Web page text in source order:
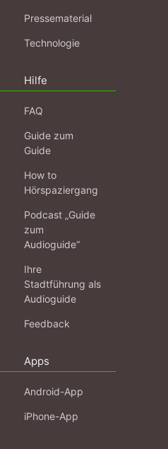
Pressematerial
Technologie
Hilfe
FAQ
Guide zum
Guide
How to
Hörspaziergang
Podcast „Guide
zum
Audioguide“
Ihre
Stadtführung als
Audioguide
Feedback
Apps
Android-App
iPhone-App